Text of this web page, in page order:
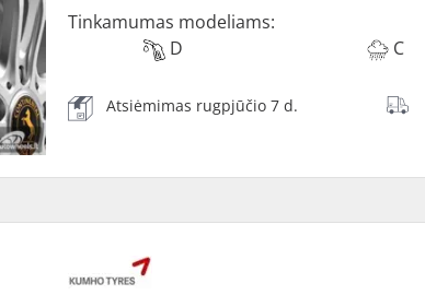
Tinkamumas modeliams:
D
C
Atsiėmimas rugpjūčio 7 d.